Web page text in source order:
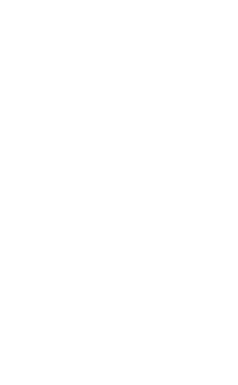
om du ikke kan blive mere aktivt
i dit eget netværk, som viser videre til dem.
skal ringe til den og den og hilse – og du
du måske spørge, om de ikke vil tage fat i
at du vil kontakte dem. Det kan være, at
slippe igennem.